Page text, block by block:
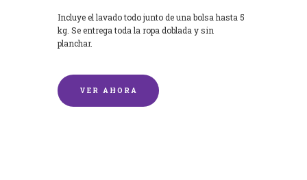
Incluye el lavado todo junto de una bolsa hasta 5
kg. Se entrega toda la ropa doblada y sin
planchar.
VER AHORA